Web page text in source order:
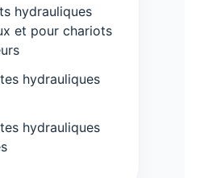
hydrauliques
et pour chariots
hydrauliques
hydrauliques